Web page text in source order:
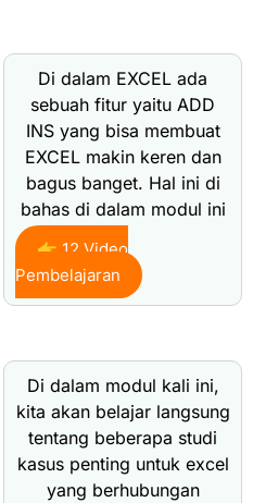
Di dalam EXCEL ada
sebuah fitur yaitu ADD
INS yang bisa membuat
EXCEL makin keren dan
bagus banget. Hal ini di
bahas di dalam modul ini
👉 12 Video
Pembelajaran
Di dalam modul kali ini,
kita akan belajar langsung
tentang beberapa studi
kasus penting untuk excel
yang berhubungan